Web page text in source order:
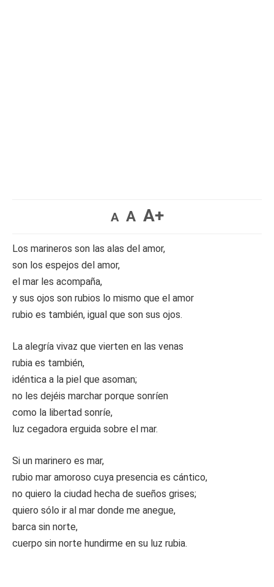
A A A+
Los marineros son las alas del amor,
son los espejos del amor,
el mar les acompaña,
y sus ojos son rubios lo mismo que el amor
rubio es también, igual que son sus ojos.
La alegría vivaz que vierten en las venas
rubia es también,
idéntica a la piel que asoman;
no les dejéis marchar porque sonríen
como la libertad sonríe,
luz cegadora erguida sobre el mar.
Si un marinero es mar,
rubio mar amoroso cuya presencia es cántico,
no quiero la ciudad hecha de sueños grises;
quiero sólo ir al mar donde me anegue,
barca sin norte,
cuerpo sin norte hundirme en su luz rubia.